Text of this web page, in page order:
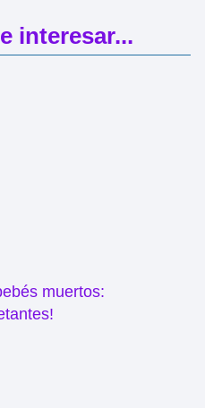
interesar...
muertos: